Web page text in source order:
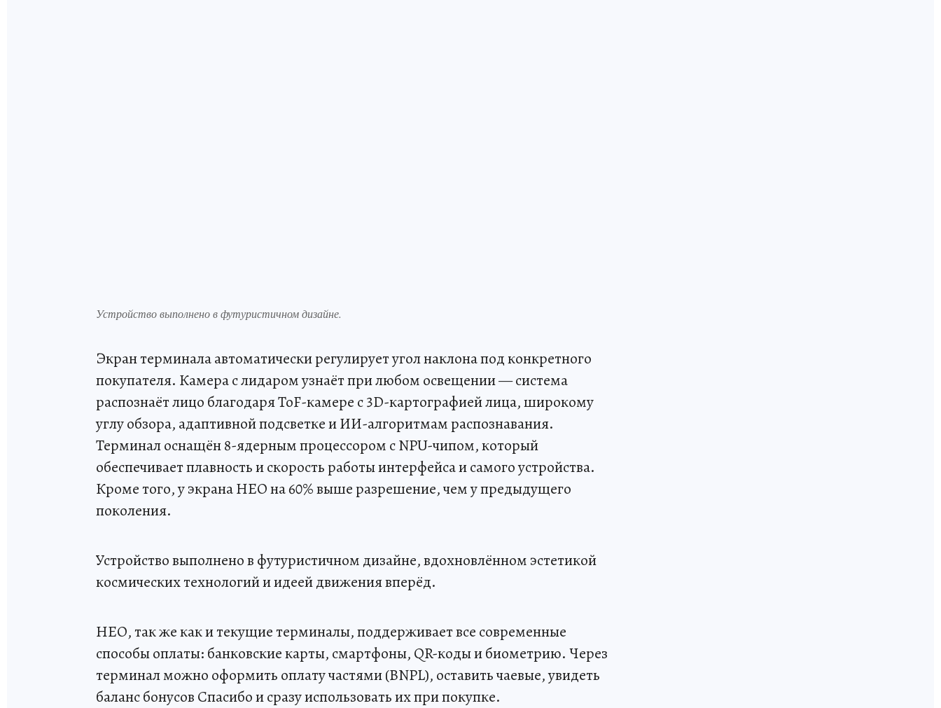
Устройство выполнено в футуристичном дизайне.
Экран терминала автоматически регулирует угол наклона под конкретного
покупателя. Камера с лидаром узнаёт при любом освещении — система
распознаёт лицо благодаря ToF-камере с 3D-картографией лица, широкому
углу обзора, адаптивной подсветке и ИИ-алгоритмам распознавания.
Терминал оснащён 8-ядерным процессором с NPU-чипом, который
обеспечивает плавность и скорость работы интерфейса и самого устройства.
Кроме того, у экрана НЕО на 60% выше разрешение, чем у предыдущего
поколения.
Устройство выполнено в футуристичном дизайне, вдохновлённом эстетикой
космических технологий и идеей движения вперёд.
НЕО, так же как и текущие терминалы, поддерживает все современные
способы оплаты: банковские карты, смартфоны, QR-коды и биометрию. Через
терминал можно оформить оплату частями (BNPL), оставить чаевые, увидеть
баланс бонусов Спасибо и сразу использовать их при покупке.